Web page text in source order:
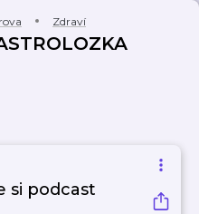
Zdraví
si podcast